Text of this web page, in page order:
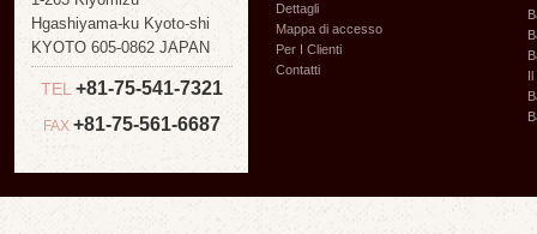
Hgashiyama-ku Kyoto-shi
KYOTO 605-0862 JAPAN
TEL +81-75-541-7321
FAX +81-75-561-6687
Dettagli
Mappa di accesso
Per I Clienti
Contatti
Il